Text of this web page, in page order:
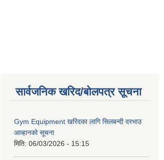
सार्वजनिक खरिद/बोलपत्र सूचना
Gym Equipment खरिदका लागि सिलबन्दी दरभाउ
आव्हानको सूचना
मिति: 06/03/2026 - 15:15